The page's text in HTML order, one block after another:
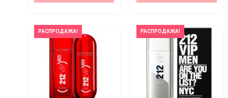
РАСПРОДАЖА! РАСПРОДАЖА!